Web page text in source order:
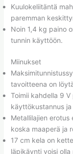
Kuulokeliitäntä
paremman
Noin 1,4 kg paino
tunnin käyttöön.
Miinukset
tavoitteena on
Toimii kahdella 9
käyttökustannus
Metallilajien
koska maaperä ja
17 cm kela on
läpikäynti voisi olla